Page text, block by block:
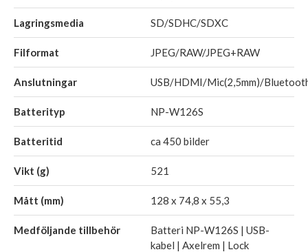
Lagringsmedia SD/SDHC/SDXC
Filformat JPEG/RAW/JPEG+RAW
Anslutningar USB/HDMI/Mic(2,5mm)/
Batterityp NP-W126S
Batteritid ca 450 bilder
Vikt (g) 521
Mått (mm) 128 x 74,8 x 55,3
Medföljande tillbehör
Batteri NP-W126S | USB-
kabel | Axelrem | Lock